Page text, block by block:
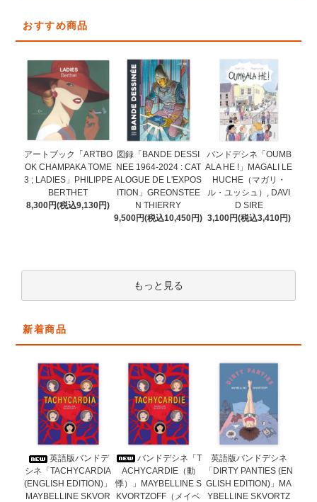
おすすめ商品
アートブック「ARTBO
OK CHAMPAKA TOME
3 ; LADIES」PHILIPPE
BERTHET
8,300円(税込9,130円)
図録「BANDE DESSI
NEE 1964-2024 : CAT
ALOGUE DE L'EXPOS
ITION」GREONSTEE
N THIERRY
9,500円(税込10,450円)
バンドデシネ「OUMB
ALA HE !」MAGALI LE
HUCHE（マガリ・
ル・ユッシュ）, DAVI
D SIRE
3,100円(税込3,410円)
もっと見る
新着商品
英語版バンドデ
シネ「TACHYCARDIA
(ENGLISH EDITION)」
MAYBELLINE SKVOR
バンドデシネ「T
ACHYCARDIE（動
悸）」MAYBELLINE S
KVORTZOFF（メイベ
英語版バンドデシネ
「DIRTY PANTIES (EN
GLISH EDITION)」MA
YBELLINE SKVORTZ